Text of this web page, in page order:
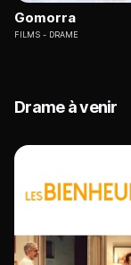
Gomorra
FILMS DRAME
Drame à venir